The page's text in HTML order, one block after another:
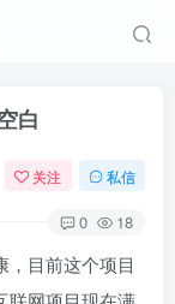
白
关注 私信
0 18
，目前这个项目